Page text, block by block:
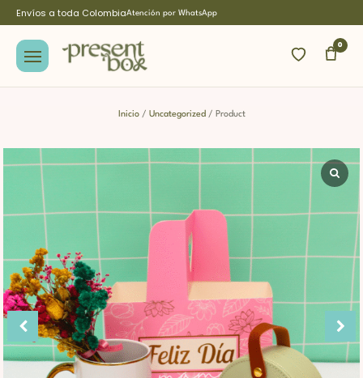
Envíos a toda ColombiaAtención por WhatsApp
0
Inicio/ Uncategorized / Product